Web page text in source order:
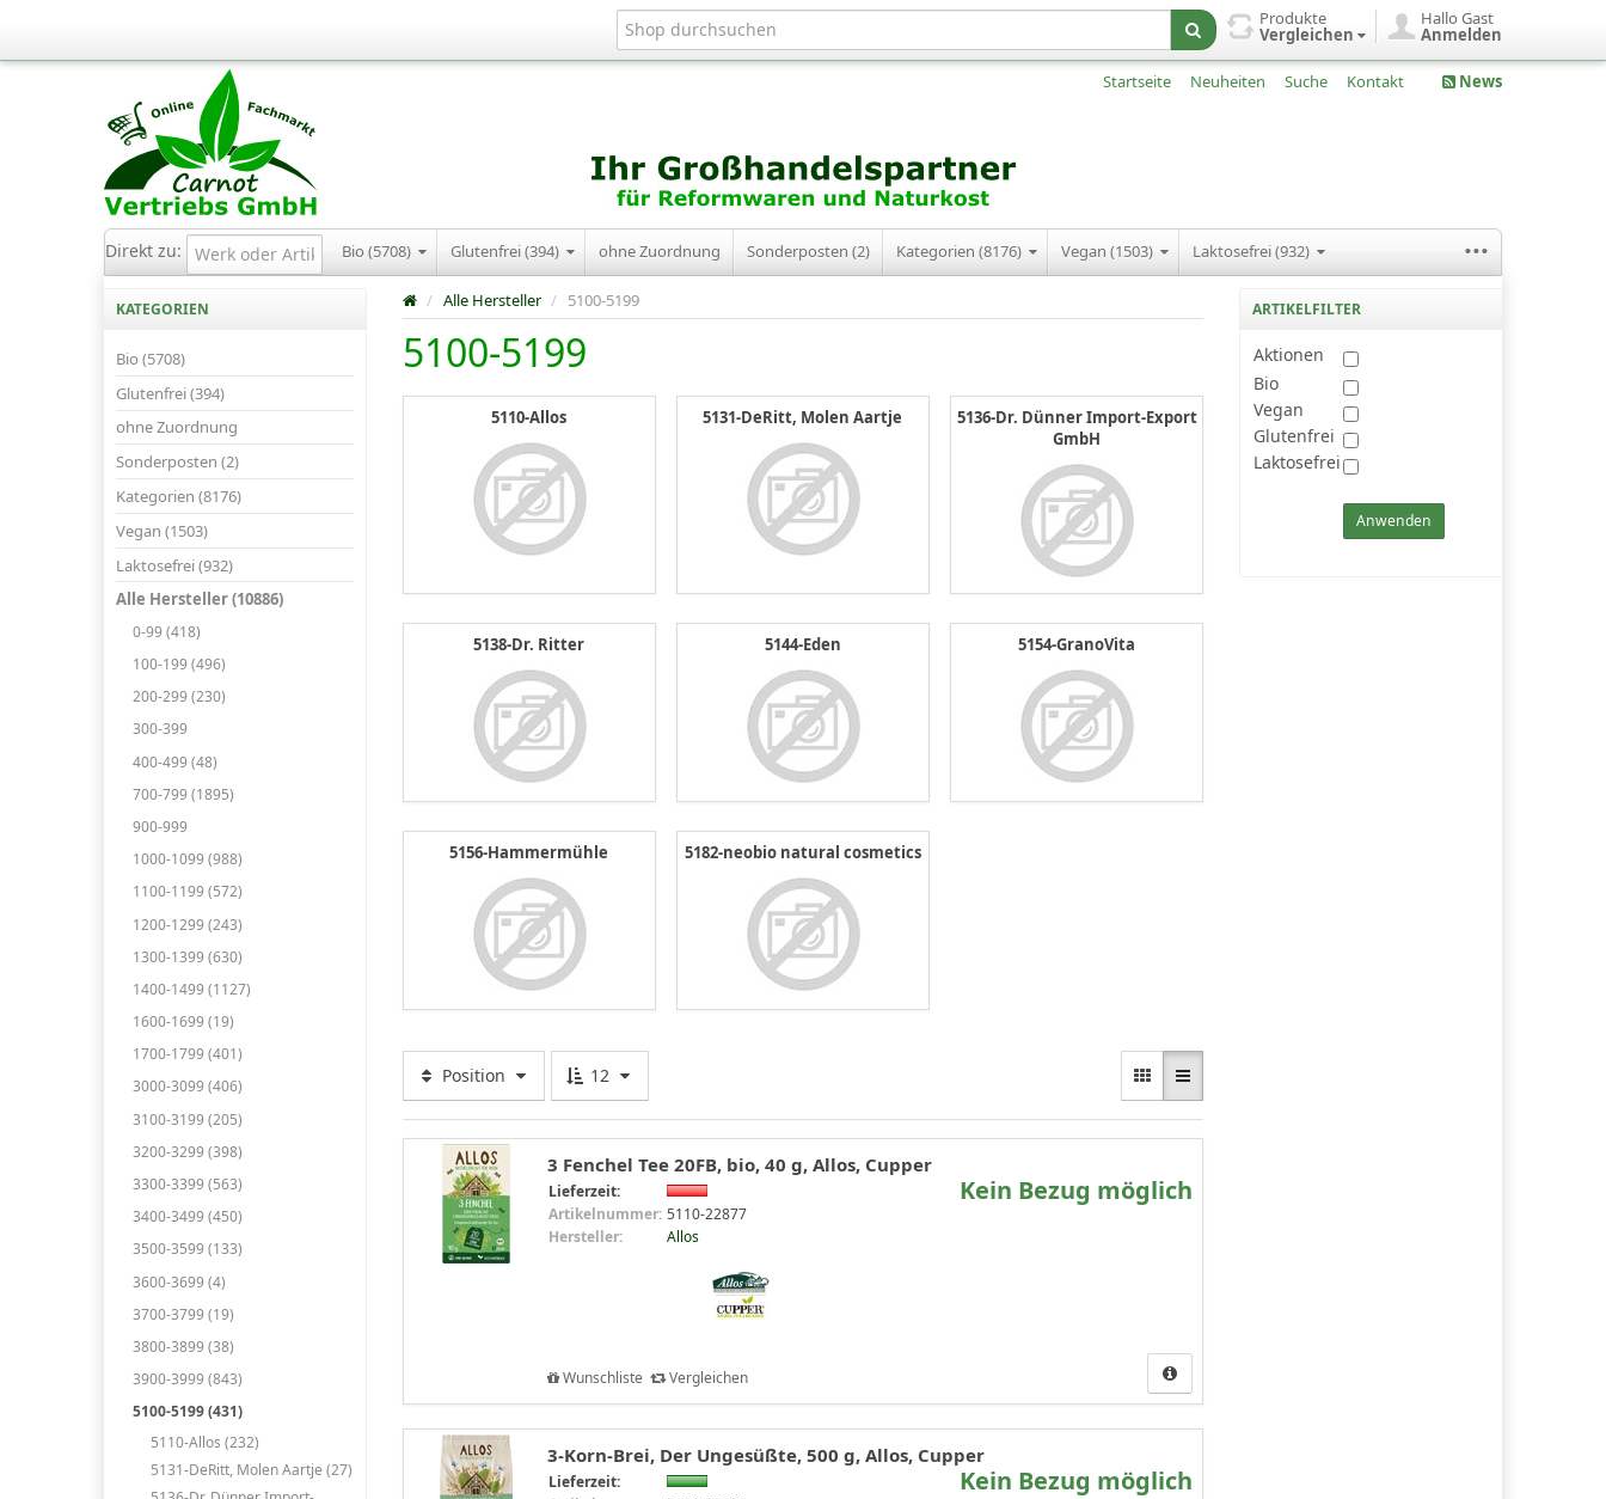
Hallo Gast
Anmelden
Produkte
Vergleichen
Startseite Neuheiten Suche Kontakt News
Direkt zu: Bio (5708) Glutenfrei (394) ohne Zuordnung Sonderposten (2) Kategorien (8176) Vegan (1503) Laktosefrei (932) ...
KATEGORIEN
Bio (5708)
Glutenfrei (394)
ohne Zuordnung
Sonderposten (2)
Kategorien (8176)
Vegan (1503)
Laktosefrei (932)
Alle Hersteller (10886)
0-99 (418)
100-199 (496)
200-299 (230)
300-399
400-499 (48)
700-799 (1895)
900-999
1000-1099 (988)
1100-1199 (572)
1200-1299 (243)
1300-1399 (630)
1400-1499 (1127)
1600-1699 (19)
1700-1799 (401)
3000-3099 (406)
3100-3199 (205)
3200-3299 (398)
3300-3399 (563)
3400-3499 (450)
3500-3599 (133)
3600-3699 (4)
3700-3799 (19)
3800-3899 (38)
3900-3999 (843)
5100-5199 (431)
5110-Allos (232)
5131-DeRitt, Molen Aartje (27)
/ Alle Hersteller / 5100-5199
5100-5199
5110-Allos 5131-DeRitt, Molen Aartje
5136-Dr. Dünner Import-Export
GmbH
5138-Dr. Ritter 5144-Eden 5154-GranoVita
5156-Hammermühle 5182-neobio natural cosmetics
Position 12
3 Fenchel Tee 20FB, bio, 40 g, Allos, Cupper
Lieferzeit:
Artikelnummer: 5110-22877
Hersteller:
Allos
Kein Bezug möglich
Wunschliste Vergleichen
3-Korn-Brei, Der Ungesüßte, 500 g, Allos, Cupper
Lieferzeit:
Kein Bezug möglich
ARTIKELFILTER
Aktionen
Bio
Vegan
Glutenfrei
Laktosefrei